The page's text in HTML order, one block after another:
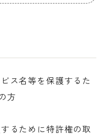
ス名等を保護するた
方
るために特許権の取